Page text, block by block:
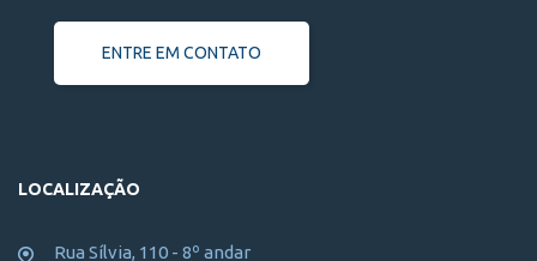
ENTRE EM CONTATO
LOCALIZAÇÃO
Rua Sílvia, 110 - 8º andar